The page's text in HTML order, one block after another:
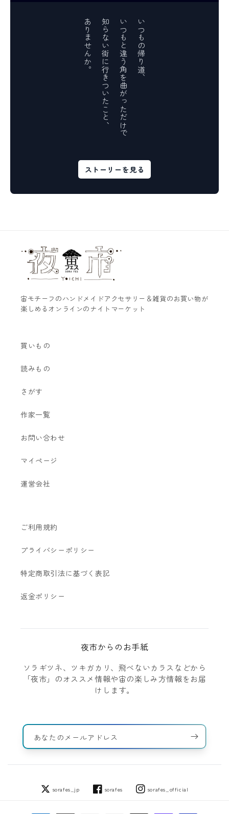
いつもの帰り道、
いつもと違う角を曲がっただけで
知らない街に行きついたこと、
ありませんか。
ストーリーを見る
宙モチーフのハンドメイドアクセサリー＆雑貨のお買い物が
楽しめるオンラインのナイトマーケット
買いもの
読みもの
さがす
作家一覧
お問い合わせ
マイページ
運営会社
ご利用規約
プライバシーポリシー
特定商取引法に基づく表記
返金ポリシー
夜市からのお手紙
ソラギツネ、ツキガカリ、飛べないカラスなどから
「夜市」のオススメ情報や宙の楽しみ方情報をお届
けします。
あなたのメールアドレス
Twitter
sorafes_jp Facebook
sorafes Instagram
sorafes_official